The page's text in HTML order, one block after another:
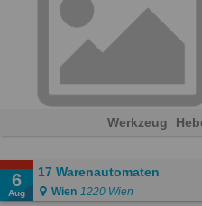
Werkzeug
6
Aug
17 Warenautomaten
Wien 1220 Wien